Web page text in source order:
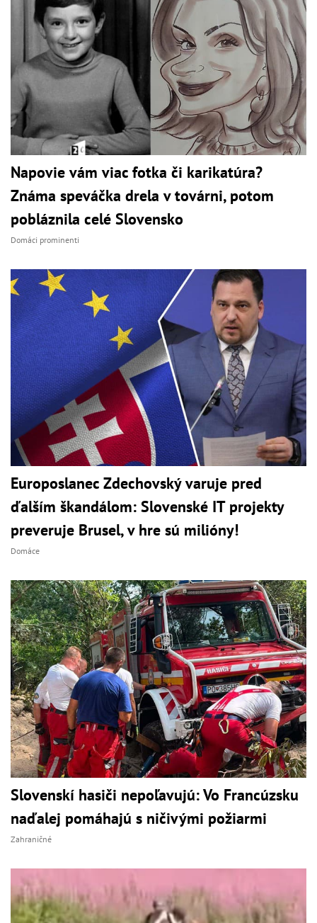
Napovie vám viac fotka či karikatúra?
Známa speváčka drela v továrni, potom
pobláznila celé Slovensko
Domáci prominenti
Europoslanec Zdechovský varuje pred
ďalším škandálom: Slovenské IT projekty
preveruje Brusel, v hre sú milióny!
Domáce
Slovenskí hasiči nepoľavujú: Vo Francúzsku
naďalej pomáhajú s ničivými požiarmi
Zahraničné